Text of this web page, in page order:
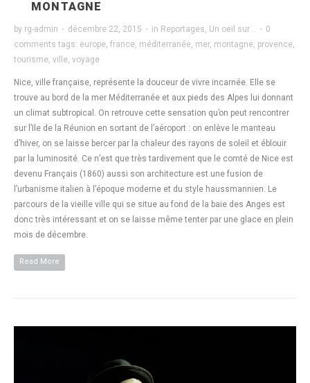
MONTAGNE
by rg-admin · décembre 22, 2015 · in Reportages, Un oeil sur .. · 0
comments tags: europe, france, méditerranée, mer, montagne, provence,
tourisme, ville, voyage
Nice, ville française, représente la douceur de vivre incarnée. Elle se
trouve au bord de la mer Méditerranée et aux pieds des Alpes lui donnant
un climat subtropical. On retrouve cette sensation qu’on peut rencontrer
sur l’Ile de la Réunion en sortant de l’aéroport : on enlève le manteau
d’hiver, on se laisse bercer par la chaleur des rayons de soleil et éblouir
par la luminosité. Ce n’est que très tardivement que le comté de Nice est
devenu Français (1860) aussi son architecture est une fusion de
l’urbanisme italien à l’époque moderne et du style haussmannien. Le
parcours de la vieille ville qui se situe au fond de la baie des Anges est
donc très intéressant et on se laisse même tenter par une glace en plein
mois de décembre.
Read More